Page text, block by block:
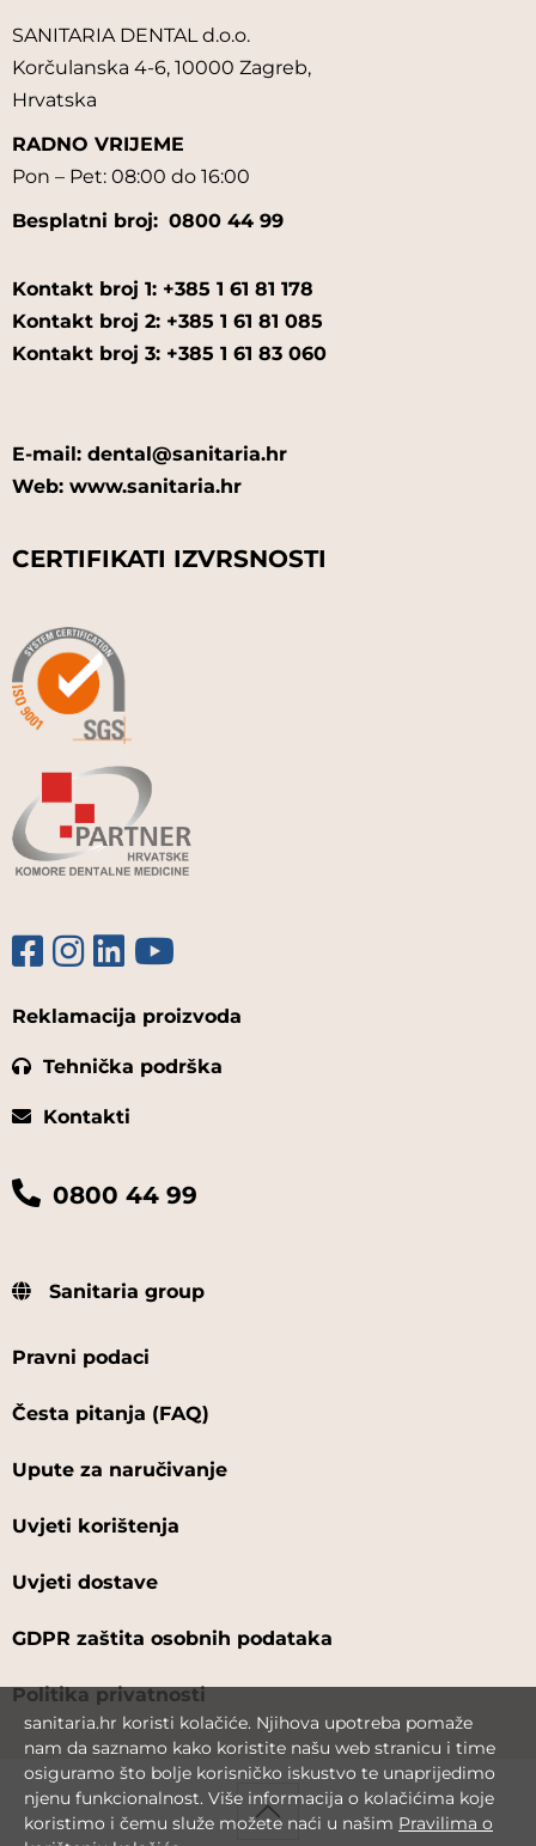
SANITARIA DENTAL d.o.o.
Korčulanska 4-6, 10000 Zagreb,
Hrvatska
RADNO VRIJEME
Pon – Pet: 08:00 do 16:00
Besplatni broj: 0800 44 99
Kontakt broj 1: +385 1 61 81 178
Kontakt broj 2: +385 1 61 81 085
Kontakt broj 3: +385 1 61 83 060
E-mail: dental@sanitaria.hr
Web: www.sanitaria.hr
CERTIFIKATI IZVRSNOSTI
Reklamacija proizvoda
Tehnička podrška
Kontakti
0800 44 99
Sanitaria group
Pravni podaci
Česta pitanja (FAQ)
Upute za naručivanje
Uvjeti korištenja
Uvjeti dostave
GDPR zaštita osobnih podataka
Politika privatnosti
sanitaria.hr koristi kolačiće. Njihova upotreba pomaže
nam da saznamo kako koristite našu web stranicu i time
osiguramo što bolje korisničko iskustvo te unaprijedimo
njenu funkcionalnost. Više informacija o kolačićima koje
koristimo i čemu služe možete naći u našim Pravilima o